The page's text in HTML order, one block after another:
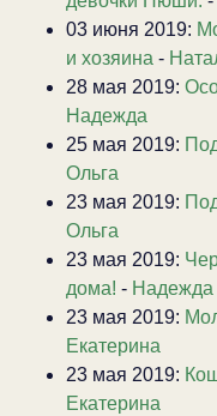
03 июня 2019:
и хозяина -
28 мая 2019:
Надежда
25 мая 2019:
Ольга
23 мая 2019:
Ольга
23 мая 2019:
дома! - Надежда
23 мая 2019:
Екатерина
23 мая 2019:
Екатерина